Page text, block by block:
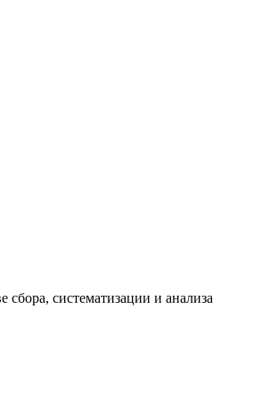
систематизации и анализа